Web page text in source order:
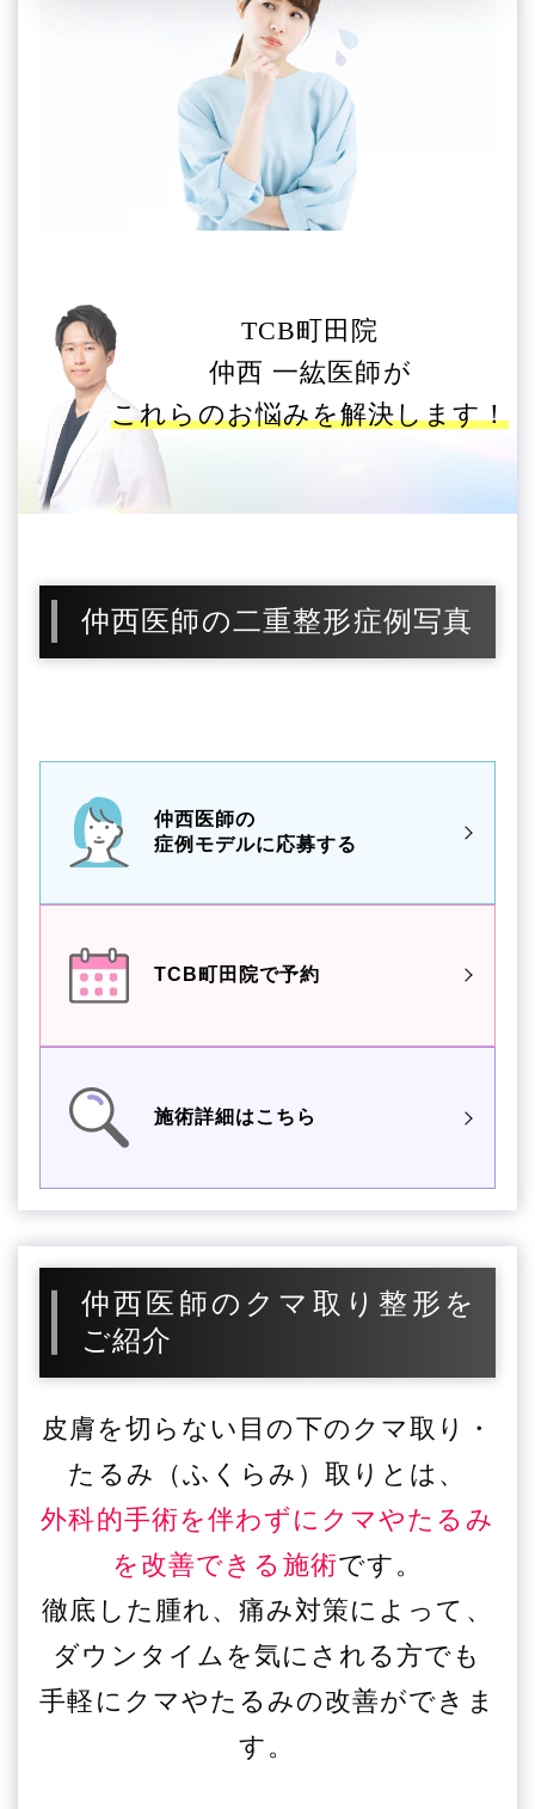
TCB町田院
仲西 一紘医師が
これらのお悩みを解決します！
仲西医師の二重整形症例写真
仲西医師の
症例モデルに応募する
TCB町田院で予約
施術詳細はこちら
仲西医師のクマ取り整形を
ご紹介
皮膚を切らない目の下のクマ取り・
たるみ（ふくらみ）取りとは、
外科的手術を伴わずにクマやたるみ
を改善できる施術です。
徹底した腫れ、痛み対策によって、
ダウンタイムを気にされる方でも
手軽にクマやたるみの改善ができま
す。